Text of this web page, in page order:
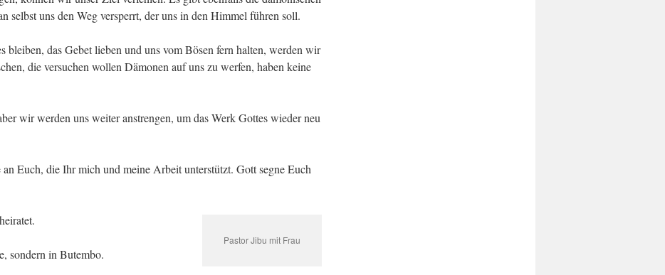
selbst uns den Weg versperrt, der uns in den Himmel führen soll.
das Gebet lieben und uns vom Bösen fern halten, wer­den wir
die versuchen wollen Dämonen auf uns zu werfen, haben keine
wir werden uns weiter anstrengen, um das Werk Gottes wieder neu
Euch, die Ihr mich und meine Arbeit unterstützt. Gott segne Euch
Pastor Jibu mit Frau
sondern in Butembo.